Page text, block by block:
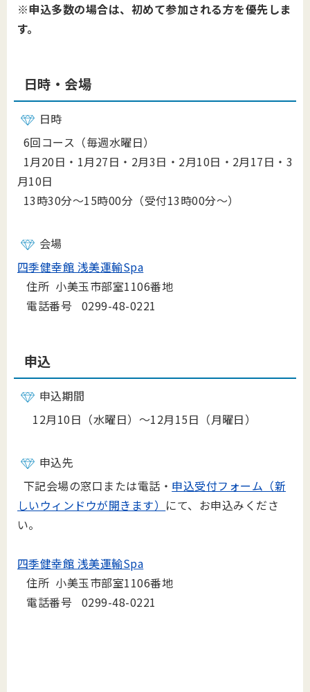
※申込多数の場合は、初めて参加される方を優先しま
す。
日時・会場
日時
6回コース（毎週水曜日）
1⽉20⽇‧1⽉27⽇‧2⽉3⽇‧2⽉10⽇‧2⽉17⽇‧3
⽉10⽇
13時30分～15時00分（受付13時00分～）
会場
四季健幸館 浅美運輸Spa
住所 小美玉市部室1106番地
電話番号 0299-48-0221
申込
申込期間
12月10日（水曜日）～12月15日（月曜日）
申込先
下記会場の窓口または電話・ 申込受付フォーム（新
しいウィンドウが開きます） にて、お申込みくださ
い。
四季健幸館 浅美運輸Spa
住所 小美玉市部室1106番地
電話番号 0299-48-0221